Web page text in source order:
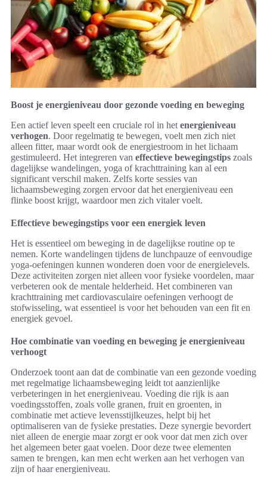
Boost je energieniveau door gezonde voeding en beweging
Een actief leven speelt een cruciale rol in het energieniveau
verhogen. Door regelmatig te bewegen, voelt men zich niet
alleen fitter, maar wordt ook de energiestroom in het lichaam
gestimuleerd. Het integreren van effectieve bewegingstips zoals
dagelijkse wandelingen, yoga of krachttraining kan al een
significant verschil maken. Zelfs korte sessies van
lichaamsbeweging zorgen ervoor dat het energieniveau een
flinke boost krijgt, waardoor men zich vitaler voelt.
Effectieve bewegingstips voor een energiek leven
Het is essentieel om beweging in de dagelijkse routine op te
nemen. Korte wandelingen tijdens de lunchpauze of eenvoudige
yoga-oefeningen kunnen wonderen doen voor de energielevels.
Deze activiteiten zorgen niet alleen voor fysieke voordelen, maar
verbeteren ook de mentale helderheid. Het combineren van
krachttraining met cardiovasculaire oefeningen verhoogt de
stofwisseling, wat essentieel is voor het behouden van een fit en
energiek gevoel.
Hoe combinatie van voeding en beweging je energieniveau
verhoogt
Onderzoek toont aan dat de combinatie van een gezonde voeding
met regelmatige lichaamsbeweging leidt tot aanzienlijke
verbeteringen in het energieniveau. Voeding die rijk is aan
voedingsstoffen, zoals volle granen, fruit en groenten, in
combinatie met actieve levensstijlkeuzes, helpt bij het
optimaliseren van de fysieke prestaties. Deze synergie bevordert
niet alleen de energie maar zorgt er ook voor dat men zich over
het algemeen beter gaat voelen. Door deze twee elementen
samen te brengen, kan men echt werken aan het verhogen van
zijn of haar energieniveau.